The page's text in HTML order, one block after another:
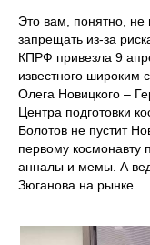
Это вам, понятно, не
запрещать из-за
КПРФ привезла 9
известного
Олега Новицкого –
Центра подготовки
Болотов не пустит
первому космонавту
анналы и мемы. А
Зюганова на рынке.